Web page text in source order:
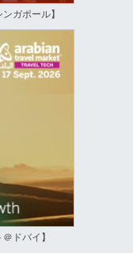
ガポール】
ドバイ】